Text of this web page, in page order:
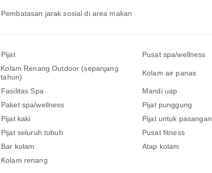
Pembatasan jarak sosial di area makan
Pijat Pusat spa/wellness
Kolam Renang Outdoor (sepanjang
tahun)
Kolam air panas
Fasilitas Spa Mandi uap
Paket spa/wellness
Pijat punggung
Pijat kaki
Pijat untuk pasangan
Pijat seluruh tubuh
Pusat fitness
Bar kolam
Atap kolam
Kolam renang